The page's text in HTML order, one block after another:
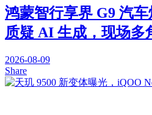
鸿蒙智行享界 G9 汽
质疑 AI 生成，现场多
2026-08-09
Share